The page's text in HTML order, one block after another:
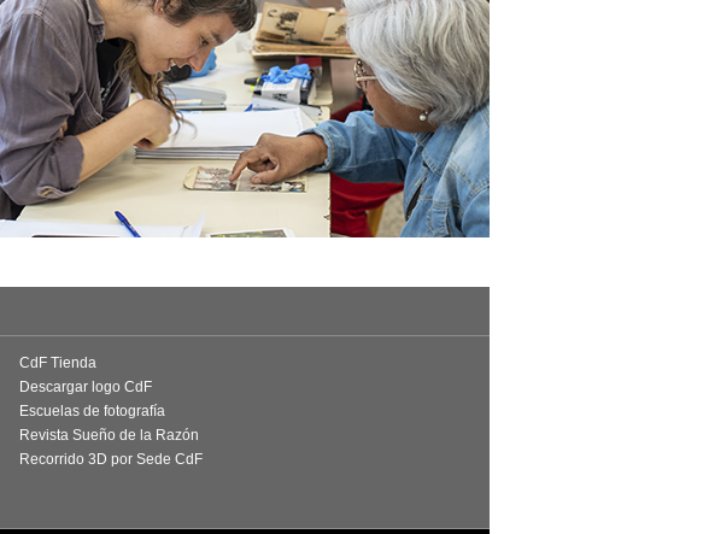
CdF Tienda
Descargar logo CdF
Escuelas de fotografía
Revista Sueño de la Razón
Recorrido 3D por Sede CdF